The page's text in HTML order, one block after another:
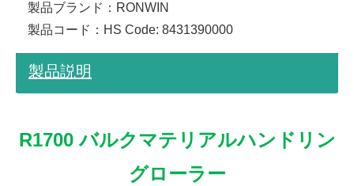
製品ブランド： RONWIN
製品コード： HS Code: 8431390000
製品説明
R1700 バルクマテリアルハンドリン
グローラー